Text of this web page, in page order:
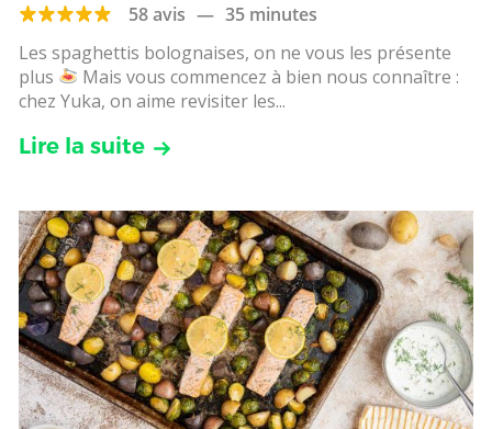
58 avis — 35 minutes
Les spaghettis bolognaises, on ne vous les présente
plus
Mais vous commencez à bien nous connaître :
chez Yuka, on aime revisiter les...
Lire la suite